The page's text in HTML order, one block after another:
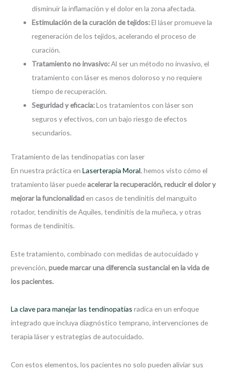
disminuir la inflamación y el dolor en la zona afectada.
Estimulación de la curación de tejidos:El láser promueve la
regeneración de los tejidos, acelerando el proceso de
curación.
Tratamiento no invasivo:Al ser un método no invasivo, el
tratamiento con láser es menos doloroso y no requiere
tiempo de recuperación.
Seguridad y eficacia:Los tratamientos con láser son
seguros y efectivos, con un bajo riesgo de efectos
secundarios.
Tratamiento de las tendinopatias con laser
En nuestra práctica enLaserterapia Moral, hemos visto cómo el
tratamiento láser puedeacelerar la recuperación, reducir el dolor y
mejorar la funcionalidad en casos de tendinitis del manguito
rotador, tendinitis de Aquiles, tendinitis de la muñeca, y otras
formas de tendinitis.
Este tratamiento, combinado con medidas de autocuidado y
prevención,puede marcar una diferencia sustancial en la vida de
los pacientes.
La clave para manejar las tendinopatíasradica en un enfoque
integrado que incluya diagnóstico temprano, intervenciones de
terapia láser y estrategias de autocuidado.
Con estos elementos, los pacientes no solo pueden aliviar sus